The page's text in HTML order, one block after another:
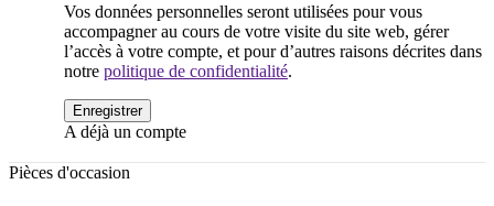
Vos données personnelles seront utilisées pour vous
accompagner au cours de votre visite du site web, gérer
l’accès à votre compte, et pour d’autres raisons décrites dans
notre politique de confidentialité.
A déjà un compte
Pièces d'occasion